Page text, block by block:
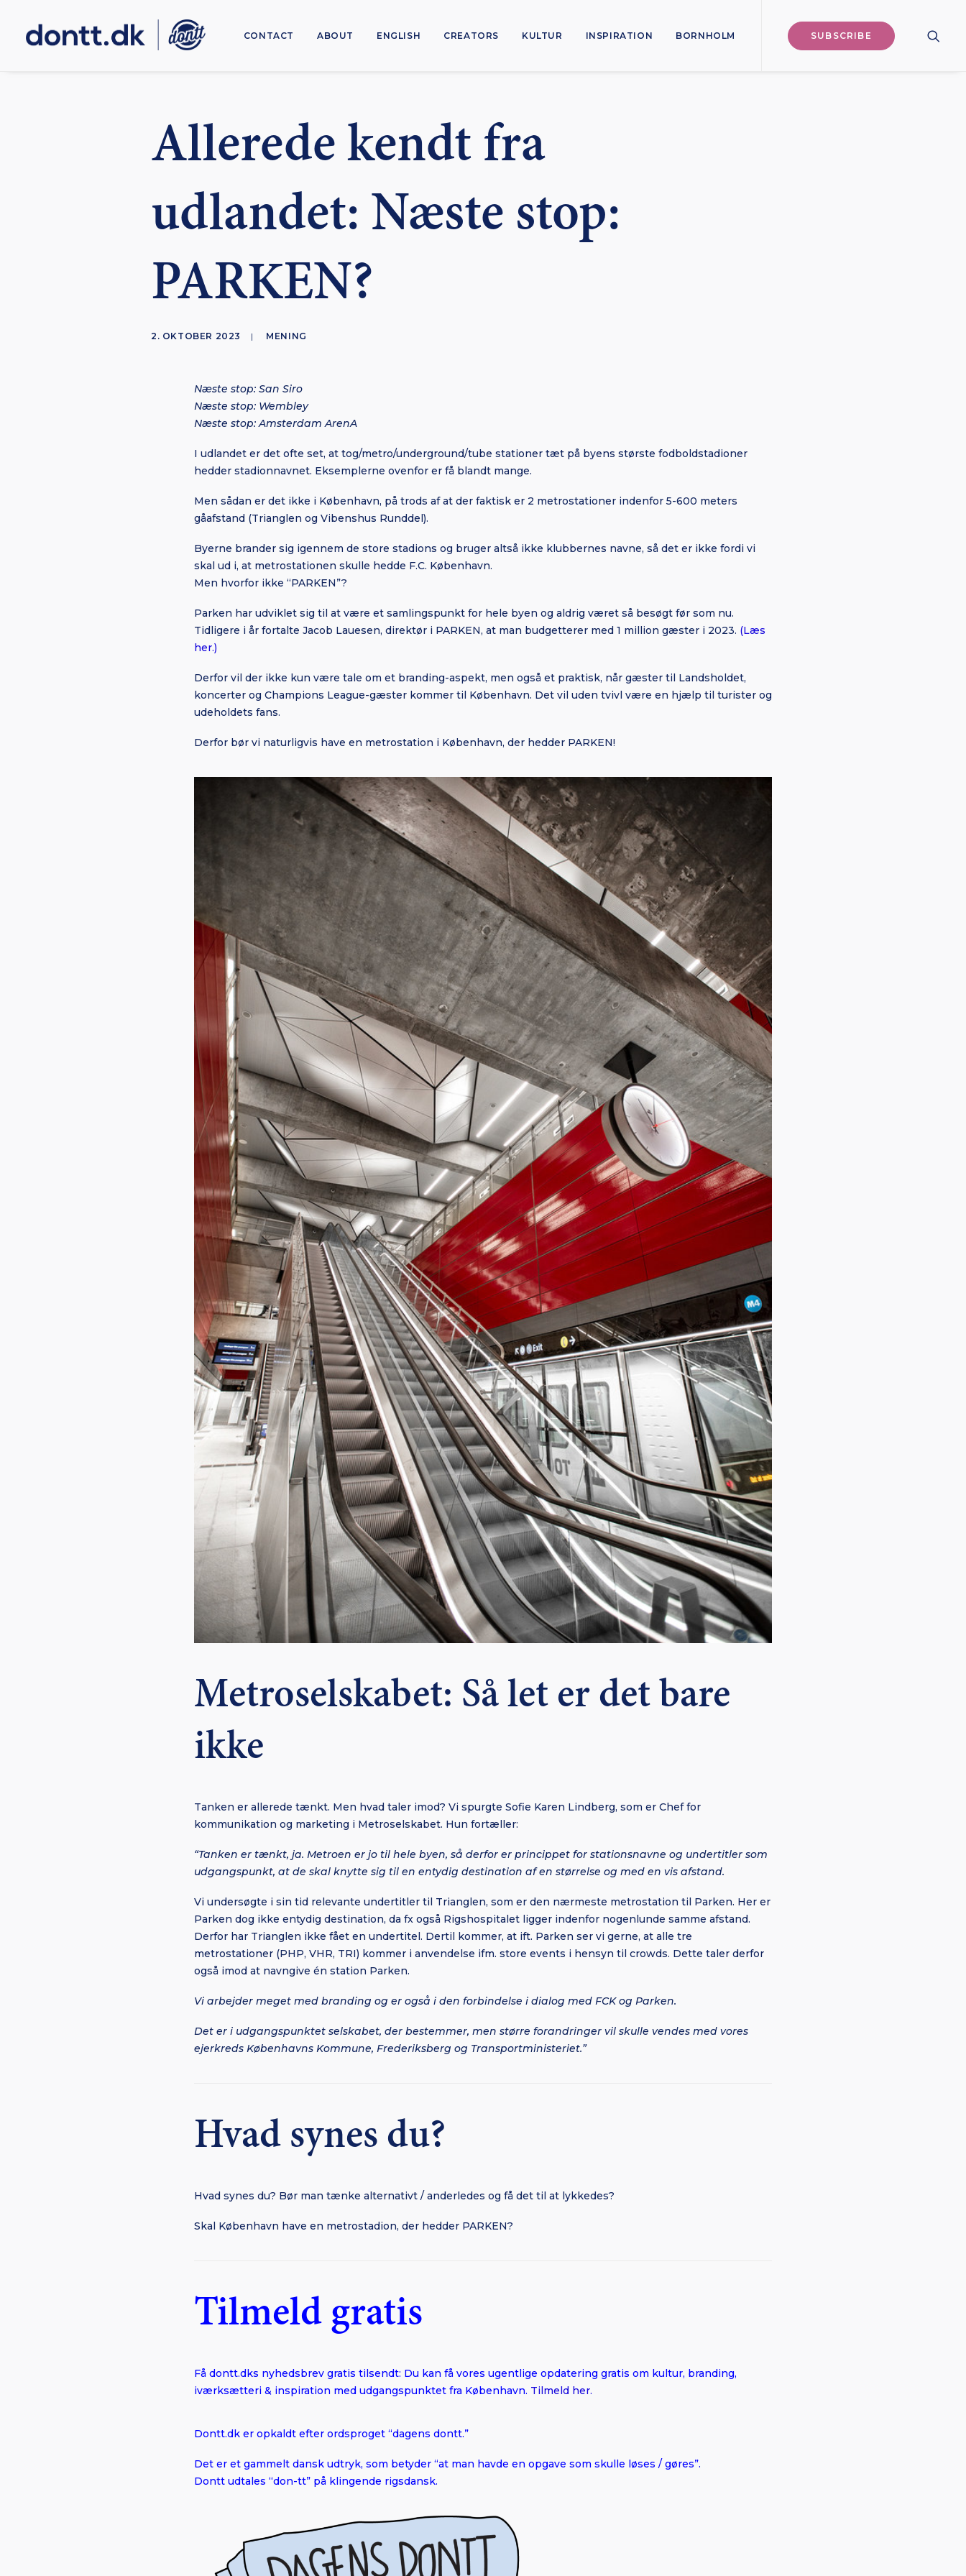
CONTACT ABOUT ENGLISH CREATORS KULTUR INSPIRATION BORNHOLM SUBSCRIBE
Allerede kendt fra
udlandet: Næste stop:
PARKEN?
2. OKTOBER 2023 | MENING
Næste stop: San Siro
Næste stop: Wembley
Næste stop: Amsterdam ArenA
I udlandet er det ofte set, at tog/metro/underground/tube stationer tæt på byens største fodboldstadioner
hedder stadionnavnet. Eksemplerne ovenfor er få blandt mange.
Men sådan er det ikke i København, på trods af at der faktisk er 2 metrostationer indenfor 5-600 meters
gåafstand (Trianglen og Vibenshus Runddel).
Byerne brander sig igennem de store stadions og bruger altså ikke klubbernes navne, så det er ikke fordi vi
skal ud i, at metrostationen skulle hedde F.C. København.
Men hvorfor ikke “PARKEN”?
Parken har udviklet sig til at være et samlingspunkt for hele byen og aldrig været så besøgt før som nu.
Tidligere i år fortalte Jacob Lauesen, direktør i PARKEN, at man budgetterer med 1 million gæster i 2023. (Læs
her.)
Derfor vil der ikke kun være tale om et branding-aspekt, men også et praktisk, når gæster til Landsholdet,
koncerter og Champions League-gæster kommer til København. Det vil uden tvivl være en hjælp til turister og
udeholdets fans.
Derfor bør vi naturligvis have en metrostation i København, der hedder PARKEN!
Metroselskabet: Så let er det bare
ikke
Tanken er allerede tænkt. Men hvad taler imod? Vi spurgte Sofie Karen Lindberg, som er Chef for
kommunikation og marketing i Metroselskabet. Hun fortæller:
“Tanken er tænkt, ja. Metroen er jo til hele byen, så derfor er princippet for stationsnavne og undertitler som
udgangspunkt, at de skal knytte sig til en entydig destination af en størrelse og med en vis afstand.
Vi undersøgte i sin tid relevante undertitler til Trianglen, som er den nærmeste metrostation til Parken. Her er
Parken dog ikke entydig destination, da fx også Rigshospitalet ligger indenfor nogenlunde samme afstand.
Derfor har Trianglen ikke fået en undertitel. Dertil kommer, at ift. Parken ser vi gerne, at alle tre
metrostationer (PHP, VHR, TRI) kommer i anvendelse ifm. store events i hensyn til crowds. Dette taler derfor
også imod at navngive én station Parken.
Vi arbejder meget med branding og er også i den forbindelse i dialog med FCK og Parken.
Det er i udgangspunktet selskabet, der bestemmer, men større forandringer vil skulle vendes med vores
ejerkreds Københavns Kommune, Frederiksberg og Transportministeriet.”
Hvad synes du?
Hvad synes du? Bør man tænke alternativt / anderledes og få det til at lykkedes?
Skal København have en metrostadion, der hedder PARKEN?
Tilmeld gratis
Få dontt.dks nyhedsbrev gratis tilsendt: Du kan få vores ugentlige opdatering gratis om kultur, branding,
iværksætteri & inspiration med udgangspunktet fra København. Tilmeld her.
Dontt.dk er opkaldt efter ordsproget “dagens dontt.”
Det er et gammelt dansk udtryk, som betyder “at man havde en opgave som skulle løses / gøres”.
Dontt udtales “don-tt” på klingende rigsdansk.